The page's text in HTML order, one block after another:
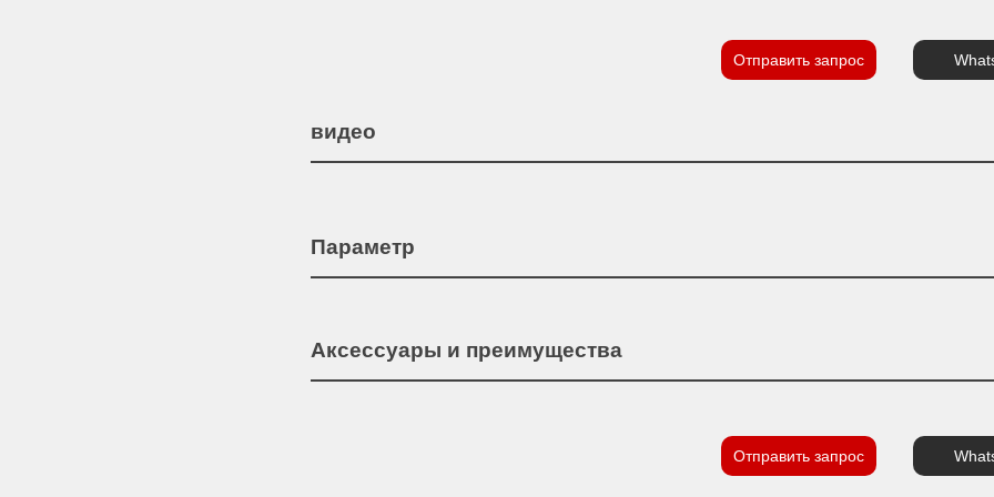
Отправить запрос
видео
Параметр
Аксессуары и преимущества
Отправить запрос